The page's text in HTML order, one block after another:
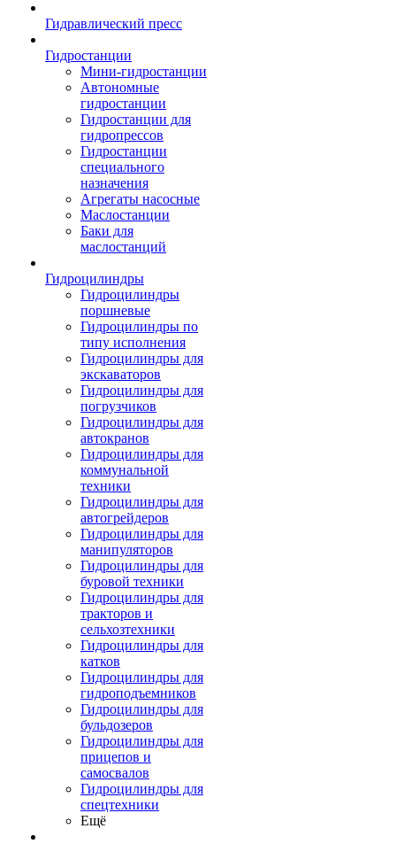
Гидравлический пресс
Гидростанции
Мини-гидростанции
Автономные
гидростанции
Гидростанции для
гидропрессов
Гидростанции
специального
назначения
Агрегаты насосные
Маслостанции
Баки для
маслостанций
Гидроцилиндры
Гидроцилиндры
поршневые
Гидроцилиндры по
типу исполнения
Гидроцилиндры для
экскаваторов
Гидроцилиндры для
погрузчиков
Гидроцилиндры для
автокранов
Гидроцилиндры для
коммунальной
техники
Гидроцилиндры для
автогрейдеров
Гидроцилиндры для
манипуляторов
Гидроцилиндры для
буровой техники
Гидроцилиндры для
тракторов и
сельхозтехники
Гидроцилиндры для
катков
Гидроцилиндры для
гидроподъемников
Гидроцилиндры для
бульдозеров
Гидроцилиндры для
прицепов и
самосвалов
Гидроцилиндры для
спецтехники
Ещё